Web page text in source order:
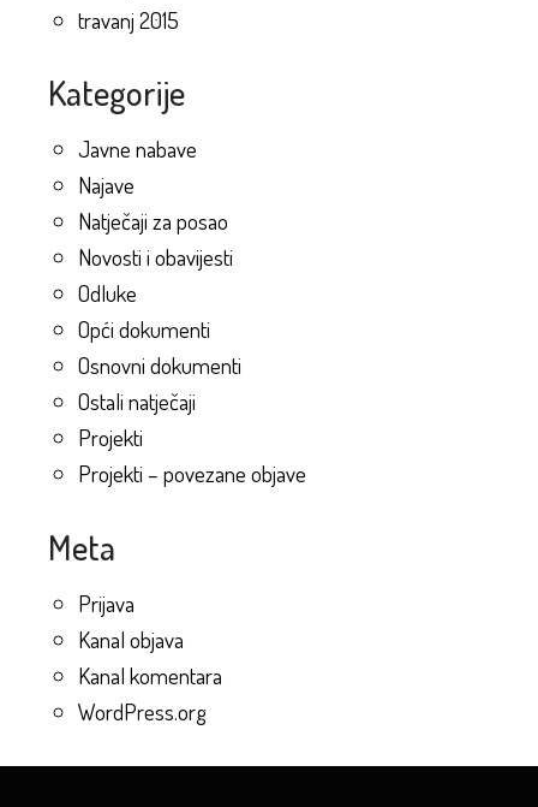
travanj 2015
Kategorije
Javne nabave
Najave
Natječaji za posao
Novosti i obavijesti
Odluke
Opći dokumenti
Osnovni dokumenti
Ostali natječaji
Projekti
Projekti – povezane objave
Meta
Prijava
Kanal objava
Kanal komentara
WordPress.org